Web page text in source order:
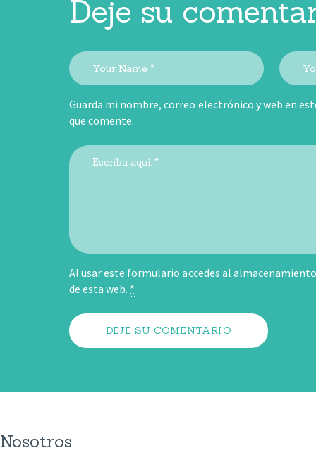
Deje su
Guarda mi nombre, correo electrónico y web en
que comente.
Al usar este formulario accedes al
de esta web. *
Nosotros